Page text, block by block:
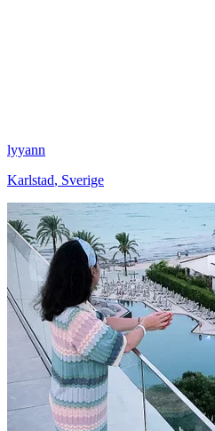
lyyann
Karlstad, Sverige